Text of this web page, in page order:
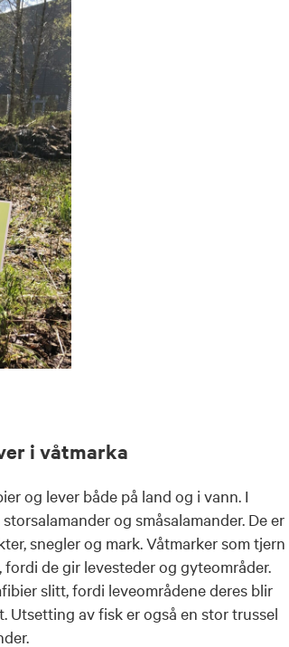
i våtmarka
og lever både på land og i vann. I
og småsalamander. De er
snegler og mark. Våtmarker som tjern
de gir levesteder og gyteområder.
slitt, fordi leveområdene deres blir
Utsetting av fisk er også en stor trussel